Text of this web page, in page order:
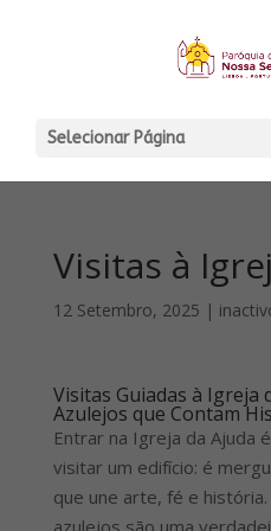
Selecionar Página
Visitas à
12 Setembro, 2025 |
Visitas Guiadas à Igreja
Azulejos que Contam
Entrar na Igreja da Ajuda
visitar um edifício: é
que une arte, fé e
azulejos são uma